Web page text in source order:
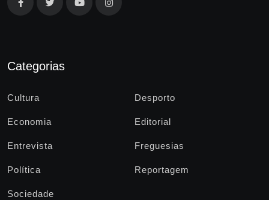
Categorias
Cultura Desporto
Economia Editorial
Entrevista Freguesias
Política Reportagem
Sociedade